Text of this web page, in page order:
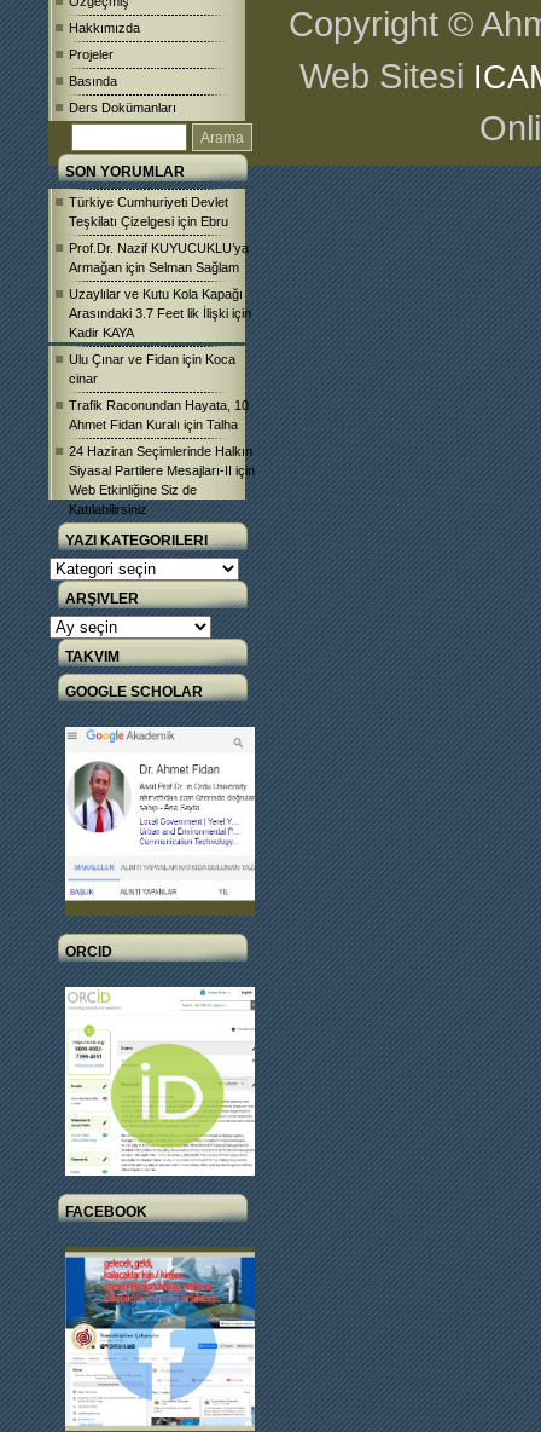
Hakkımızda
Projeler
Basında
Ders Dokümanları
SON YORUMLAR
Türkiye Cumhuriyeti Devlet
Teşkilatı Çizelgesi için Ebru
Prof.Dr. Nazif KUYUCUKLU’ya
Armağan için Selman Sağlam
Uzaylılar ve Kutu Kola Kapağı
Arasındaki 3.7 Feet lik İlişki için
Kadir KAYA
Ulu Çınar ve Fidan için Koca
cinar
Trafik Raconundan Hayata, 10
Ahmet Fidan Kuralı için Talha
24 Haziran Seçimlerinde Halkın
Siyasal Partilere Mesajları-II için
Web Etkinliğine Siz de
Katılabilirsiniz
YAZI KATEGORILERI
Yazı
Kategorileri
ARŞIVLER
Arşivler
TAKVIM
GOOGLE SCHOLAR
ORCID
FACEBOOK
Copyright ©
Web Sitesi